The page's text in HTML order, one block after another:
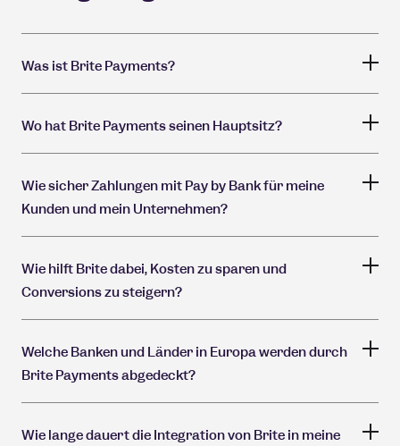
Was ist Brite Payments?
Wo hat Brite Payments seinen Hauptsitz?
Wie sicher Zahlungen mit Pay by Bank für meine
Kunden und mein Unternehmen?
Wie hilft Brite dabei, Kosten zu sparen und
Conversions zu steigern?
Welche Banken und Länder in Europa werden durch
Brite Payments abgedeckt?
Wie lange dauert die Integration von Brite in meine